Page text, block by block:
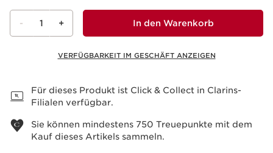
- 1 + In den Warenkorb
VERFÜGBARKEIT IM GESCHÄFT ANZEIGEN
Für dieses Produkt ist Click & Collect in Clarins-
Filialen verfügbar.
Sie können mindestens 750 Treuepunkte mit dem
Kauf dieses Artikels sammeln.